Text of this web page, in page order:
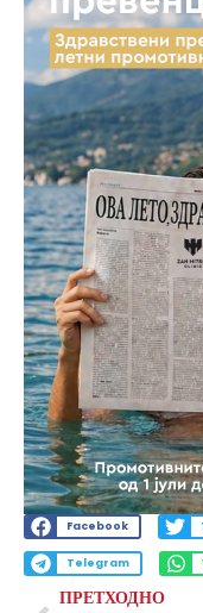
Facebook
Telegram
ПРЕТХОДНО